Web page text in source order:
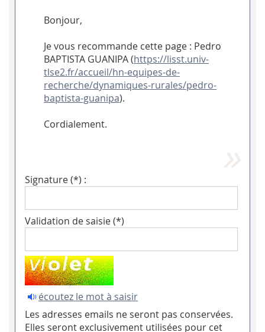
Bonjour,
Je vous recommande cette page : Pedro
BAPTISTA GUANIPA (https://lisst.univ-
tlse2.fr/accueil/hn-equipes-de-
recherche/dynamiques-rurales/pedro-
baptista-guanipa).
Cordialement.
Signature (*) :
Validation de saisie (*)
écoutez le mot à saisir
Les adresses emails ne seront pas conservées.
Elles seront exclusivement utilisées pour cet